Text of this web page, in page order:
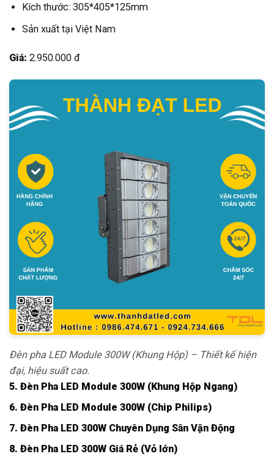
Kích thước: 305*405*125mm
Sản xuất tại Việt Nam
Giá: 2.950.000 đ
Đèn pha LED Module 300W (Khung Hộp) – Thiết kế hiện
đại, hiệu suất cao.
5. Đèn Pha LED Module 300W (Khung Hộp Ngang)
6. Đèn Pha LED Module 300W (Chip Philips)
7. Đèn Pha LED 300W Chuyên Dụng Sân Vận Động
8. Đèn Pha LED 300W Giá Rẻ (Vỏ lớn)